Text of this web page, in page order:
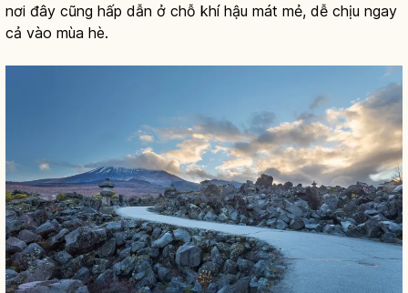
nơi đây cũng hấp dẫn ở chỗ khí hậu mát mẻ, dễ chịu ngay
cả vào mùa hè.